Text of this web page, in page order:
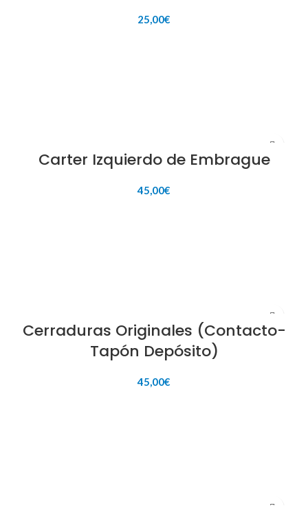
25,00€
Carter Izquierdo de Embrague
45,00€
Cerraduras Originales (Contacto-
Tapón Depósito)
45,00€